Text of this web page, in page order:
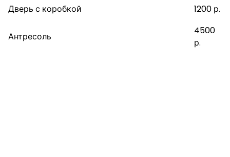
Дверь с коробкой
1200 р.
Антресоль
4500
р.